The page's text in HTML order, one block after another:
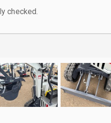
checked.